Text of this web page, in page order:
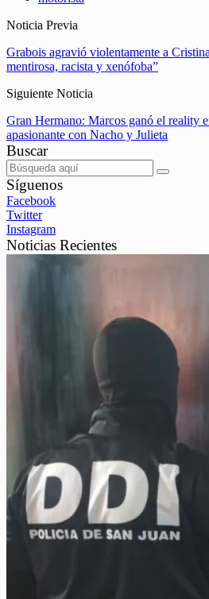
Noticia Previa
Grabois agravió violentamente a
mentirosa, racista y xenófoba”
Siguiente Noticia
Gran Hermano: Marcos ganó el reality
apasionante con Nacho y Julieta
Buscar
Síguenos
Facebook
Twitter
Instagram
Noticias Recientes